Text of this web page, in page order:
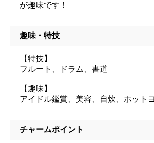
が趣味です！
趣味・特技
【特技】
フルート、ドラム、書道
【趣味】
アイドル鑑賞、美容、自炊、ホット
チャームポイント